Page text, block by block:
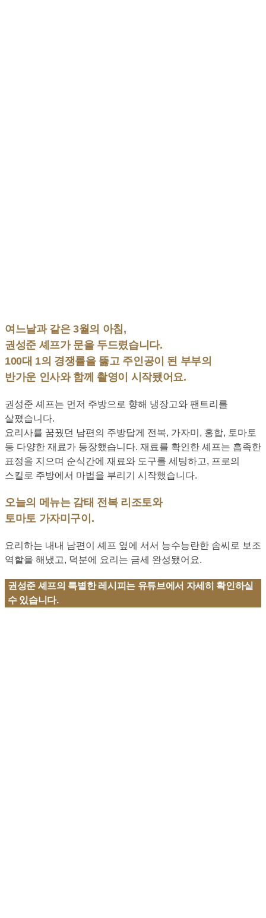
여느날과 같은 3월의 아침,
권성준 셰프가 문을 두드렸습니다.
100대 1의 경쟁률을 뚫고 주인공이 된 부부의
반가운 인사와 함께 촬영이 시작됐어요.
권성준 셰프는 먼저 주방으로 향해 냉장고와 팬트리를
살폈습니다.
요리사를 꿈꿨던 남편의 주방답게 전복, 가자미, 홍합, 토마토
등 다양한 재료가 등장했습니다. 재료를 확인한 셰프는 흡족한
표정을 지으며 순식간에 재료와 도구를 세팅하고, 프로의
스킬로 주방에서 마법을 부리기 시작했습니다.
오늘의 메뉴는 감태 전복 리조토와
토마토 가자미구이.
요리하는 내내 남편이 셰프 옆에 서서 능수능란한 솜씨로 보조
역할을 해냈고, 덕분에 요리는 금세 완성됐어요.
권성준 셰프의 특별한 레시피는 유튜브에서 자세히 확인하실
수 있습니다.